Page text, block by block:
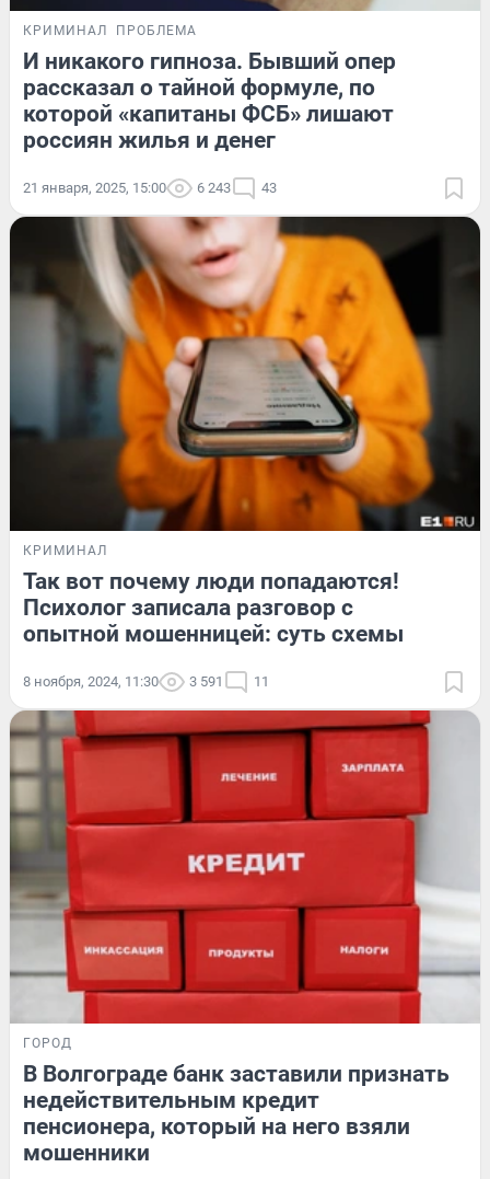
КРИМИНАЛ ПРОБЛЕМА
И никакого гипноза. Бывший опер
рассказал о тайной формуле, по
которой «капитаны ФСБ» лишают
россиян жилья и денег
21 января, 2025, 15:00 6 243 43
КРИМИНАЛ
Так вот почему люди попадаются!
Психолог записала разговор с
опытной мошенницей: суть схемы
8 ноября, 2024, 11:30 3 591 11
ГОРОД
В Волгограде банк заставили признать
недействительным кредит
пенсионера, который на него взяли
мошенники